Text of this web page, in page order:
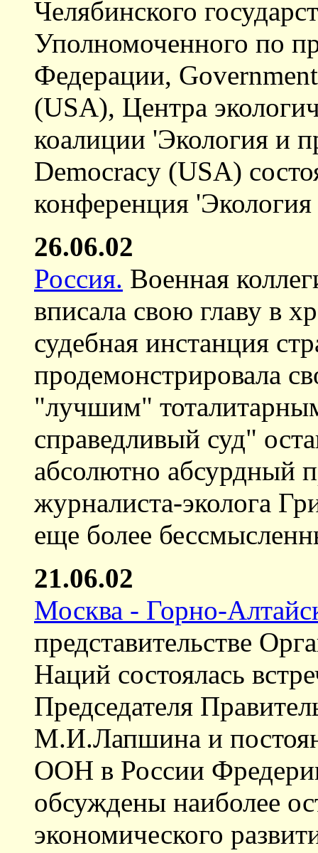
Челябинского
Уполномоченного по
Федерации,
(USA), Центра
коалиции 'Экология и
Democracy (USA)
конференция 'Экология
26.06.02
Россия. Военная
вписалa свою главу в
судебная инстанция
продемонстрировала
"лучшим"
справедливый суд"
абсолютно абсурдный
журналиста-эколога
еще более
21.06.02
Москва - Горно-
представительстве
Наций состоялась
Председателя
М.И.Лапшина и
ООН в России
обсуждены наиболее
экономического